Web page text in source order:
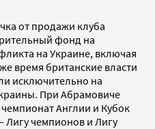
от продажи клуба
фонд на
на Украине, включая
время британские власти
исключительно на
При Абрамовиче
Англии и Кубок
Лигу чемпионов и Лигу